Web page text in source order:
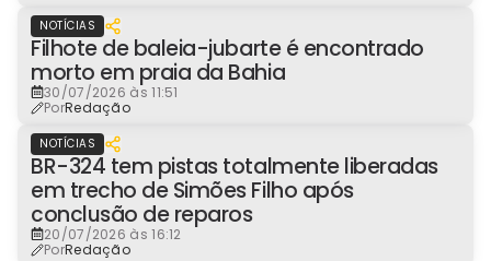
NOTÍCIAS
Filhote de baleia-jubarte é encontrado
morto em praia da Bahia
30/07/2026 às 11:51
PorRedação
NOTÍCIAS
BR-324 tem pistas totalmente liberadas
em trecho de Simões Filho após
conclusão de reparos
20/07/2026 às 16:12
PorRedação